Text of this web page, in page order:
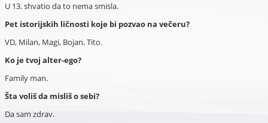
U 13. shvatio da to nema smisla.
Pet istorijskih ličnosti koje bi pozvao na večeru?
VD, Milan, Magi, Bojan, Tito.
Ko je tvoj alter-ego?
Family man.
Šta voliš da misliš o sebi?
Da sam zdrav.